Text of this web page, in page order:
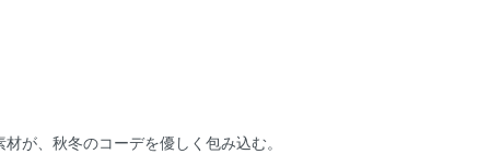
が、秋冬のコーデを優しく包み込む。